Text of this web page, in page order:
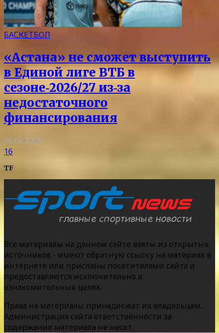
БАСКЕТБОЛ
«Астана» не сможет выступить
в Единой лиге ВТБ в
сезоне‑2026/27 из‑за
недостаточного
финансирования
06.08.2026
16
TF
Все материалы на данном сайте взяты из открытых
источников - имеют обратную ссылку на материал в
интернете или присланы посетителями сайта и
предоставляются исключительно в
ознакомительных целях.
Права на материалы принадлежат их владельцам.
Администрация сайта ответственности за
содержание материала не несет.